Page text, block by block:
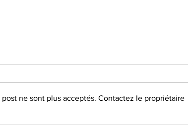
!
post ne sont plus acceptés. Contactez le propriétaire